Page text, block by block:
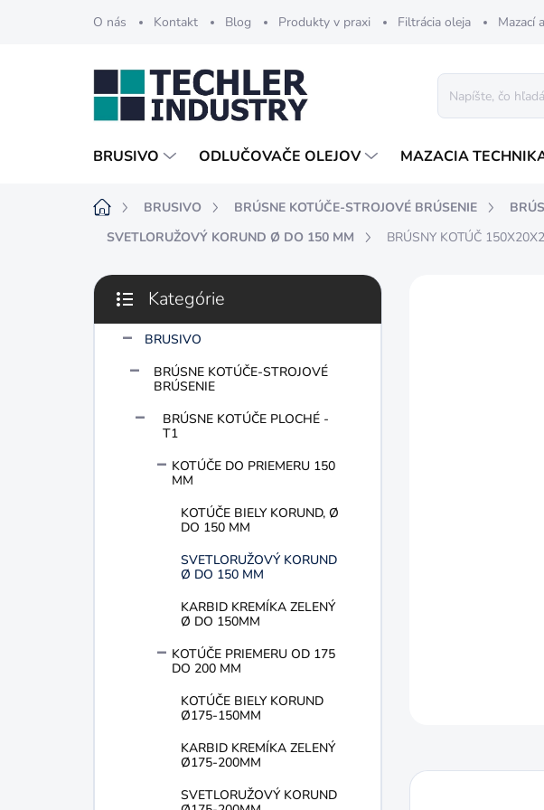
O nás Kontakt Blog Produkty v praxi Filtrácia oleja Mazací
BRUSIVO ODLUČOVAČE OLEJOV MAZACIA
DomovBRUSIVO BRÚSNE KOTÚČE-STROJOVÉ BRÚSENIE
SVETLORUŽOVÝ KORUND Ø DO 150 MM
BRÚSNY KOTÚČ
B
č
Preskočiť
kategórie
Kategórie
BRUSIVO
BRÚSNE KOTÚČE-STROJOVÉ
BRÚSENIE
BRÚSNE KOTÚČE PLOCHÉ -
T1
KOTÚČE DO PRIEMERU 150
MM
KOTÚČE BIELY KORUND, Ø
DO 150 MM
SVETLORUŽOVÝ KORUND
Ø DO 150 MM
KARBID KREMÍKA ZELENÝ
Ø DO 150MM
KOTÚČE PRIEMERU OD 175
DO 200 MM
KOTÚČE BIELY KORUND
Ø175-150MM
KARBID KREMÍKA ZELENÝ
Ø175-200MM
SVETLORUŽOVÝ KORUND